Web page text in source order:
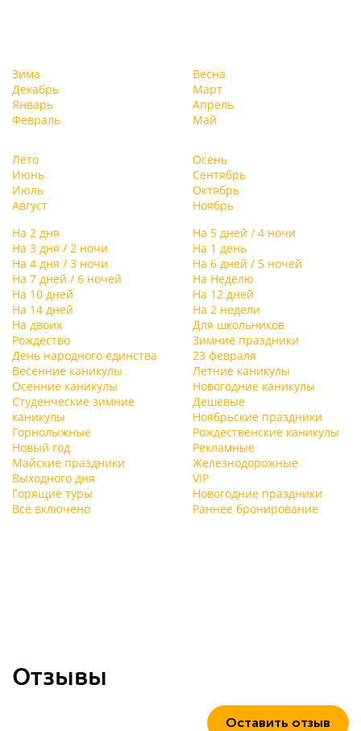
Зима
Декабрь
Январь
Февраль
Весна
Март
Апрель
Май
Лето
Июнь
Июль
Август
Осень
Сентябрь
Октябрь
Ноябрь
На 2 дня
На 5 дней / 4 ночи
На 3 дня / 2 ночи
На 1 день
На 4 дня / 3 ночи
На 6 дней / 5 ночей
На 7 дней / 6 ночей
На Неделю
На 10 дней
На 12 дней
На 14 дней
На 2 недели
На двоих
Для школьников
Рождество
Зимние праздники
День народного единства
23 февраля
Весенние каникулы
Летние каникулы
Осенние каникулы
Новогодние каникулы
Студенческие зимние
каникулы
Дешевые
Ноябрьские праздники
Горнолыжные
Рождественские каникулы
Новый год
Рекламные
Майские праздники
Железнодорожные
Выходного дня
VIP
Горящие туры
Новогодние праздники
Всё включено
Раннее бронирование
Отзывы
Оставить отзыв